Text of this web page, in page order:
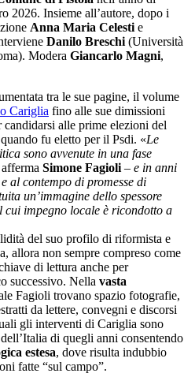
2026. Insieme all’autore, dopo i
Anna Maria Celesti e
Danilo Breschi (Università
Modera Giancarlo Magni,
tra le sue pagine, il volume
Cariglia fino alle sue dimissioni
alle prime elezioni del
fu eletto per il Psdi. «Le
sono avvenute in una fase
Simone Fagioli – e in anni
al contempo di promesse di
un’immagine dello spessore
impegno locale è ricondotto a
del suo profilo di riformista e
allora non sempre compreso come
di lettura anche per
successivo. Nella vasta
Fagioli trovano spazio fotografie,
da lettere, convegni e discorsi
gli interventi di Cariglia sono
di quegli anni consentendo
estesa, dove risulta indubbio
fatte “sul campo”.